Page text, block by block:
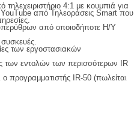
4:1 με κουμπιά για
από Τηλεοράσεις Smart που
από οποιοδήποτε Η/Υ
συσκευές.
των εργοστασιακών
των εντολών των περισσότερων IR
ο προγραμματιστής IR-50 (πωλείται